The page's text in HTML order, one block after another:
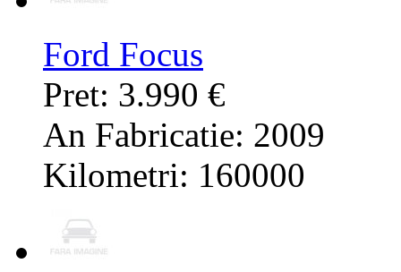
Ford Focus
Pret: 3.990 €
An Fabricatie: 2009
Kilometri: 160000